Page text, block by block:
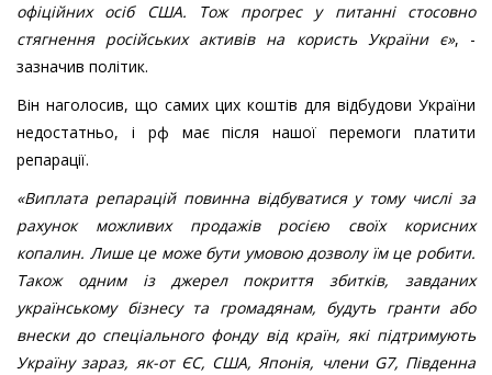
офіційних осіб США. Тож прогрес у питанні стосовно
стягнення російських активів на користь України є», -
зазначив політик.
Він наголосив, що самих цих коштів для відбудови України
недостатньо, і рф має після нашої перемоги платити
репарації.
«Виплата репарацій повинна відбуватися у тому числі за
рахунок можливих продажів росією своїх корисних
копалин. Лише це може бути умовою дозволу їм це робити.
Також одним із джерел покриття збитків, завданих
українському бізнесу та громадянам, будуть гранти або
внески до спеціального фонду від країн, які підтримують
Україну зараз, як-от ЄС, США, Японія, члени G7, Південна